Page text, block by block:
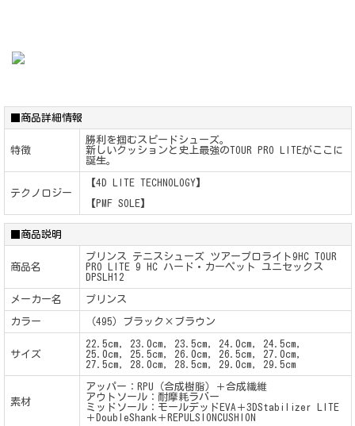
■商品詳細情報
特徴
勝利を掴むスピードシューズ。
新しいクッションと史上最強のTOUR PRO LITEがここに
誕生。
テクノロジー
【4D LITE TECHNOLOGY】
【PMF SOLE】
■商品説明
商品名
プリンス テニスシューズ ツアープロライト9HC TOUR
PRO LITE 9 HC ハード・カーペット ユニセックス
DPSLH12
メーカー名 プリンス
カラー （495）ブラック×ブラウン
サイズ
22.5cm, 23.0cm, 23.5cm, 24.0cm, 24.5cm,
25.0cm, 25.5cm, 26.0cm, 26.5cm, 27.0cm,
27.5cm, 28.0cm, 28.5cm, 29.0cm, 29.5cm
素材
アッパー：RPU（合成樹脂）＋合成繊維
アウトソール：耐摩耗ラバー
ミッドソール：モールデッドEVA＋3DStabilizer LITE
＋DoubleShank＋REPULSIONCUSHION